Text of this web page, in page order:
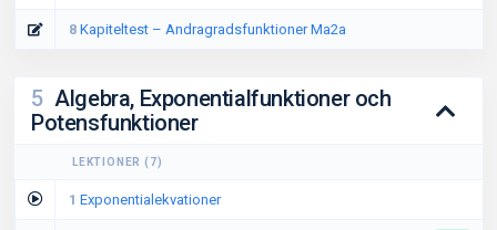
8 Kapiteltest – Andragradsfunktioner Ma2a
5 Algebra, Exponentialfunktioner och
Potensfunktioner
LEKTIONER (7)
1 Exponentialekvationer